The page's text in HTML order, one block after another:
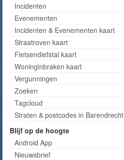
Incidenten
Evenementen
Incidenten & Evenementen kaart
Straatroven kaart
Fietsendiefstal kaart
Woninginbraken kaart
Vergunningen
Zoeken
Tagcloud
Straten & postcodes in Barendrecht
Blijf op de hoogte
Android App
Nieuwsbrief